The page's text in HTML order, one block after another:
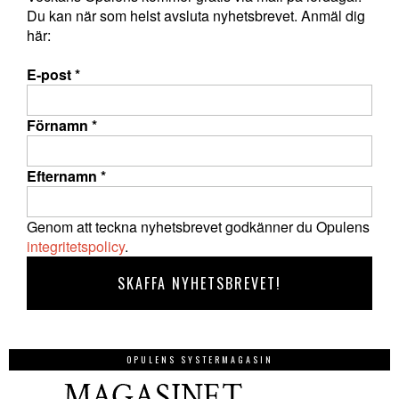
Du kan när som helst avsluta nyhetsbrevet. Anmäl dig
här:
E-post*
Förnamn *
Efternamn *
Genom att teckna nyhetsbrevet godkänner du Opulens
integritetspolicy.
OPULENS SYSTERMAGASIN